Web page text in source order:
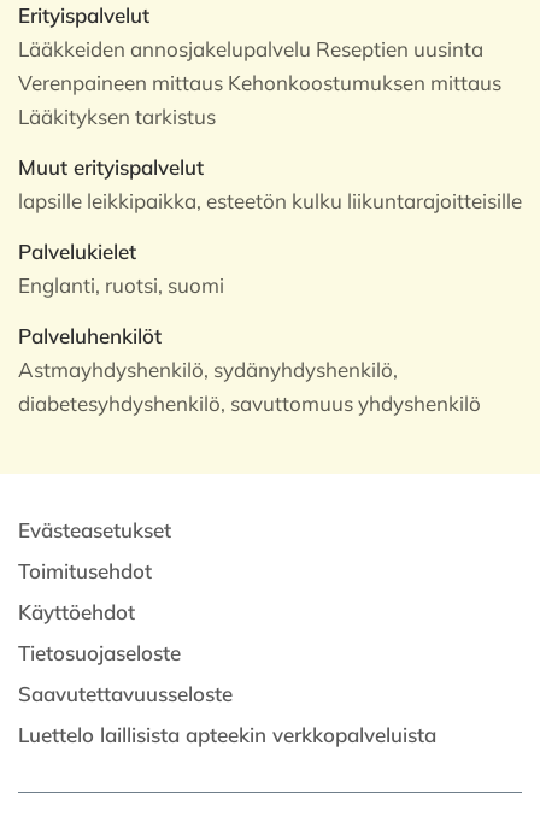
Erityispalvelut
Lääkkeiden annosjakelupalvelu Reseptien uusinta
Verenpaineen mittaus Kehonkoostumuksen mittaus
Lääkityksen tarkistus
Muut erityispalvelut
lapsille leikkipaikka, esteetön kulku liikuntarajoitteisille
Palvelukielet
Englanti, ruotsi, suomi
Palveluhenkilöt
Astmayhdyshenkilö, sydänyhdyshenkilö,
diabetesyhdyshenkilö, savuttomuus yhdyshenkilö
Evästeasetukset
Toimitusehdot
Käyttöehdot
Tietosuojaseloste
Saavutettavuusseloste
Luettelo laillisista apteekin verkkopalveluista